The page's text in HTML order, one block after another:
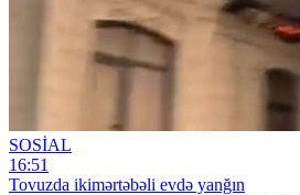
SOSİAL
16:51
Tovuzda ikimərtəbəli evdə yanğın